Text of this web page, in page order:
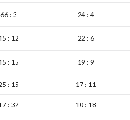
66 : 3 24 : 4
: 12 22 : 6
: 15 19 : 9
: 15 17 : 11
: 32 10 : 18